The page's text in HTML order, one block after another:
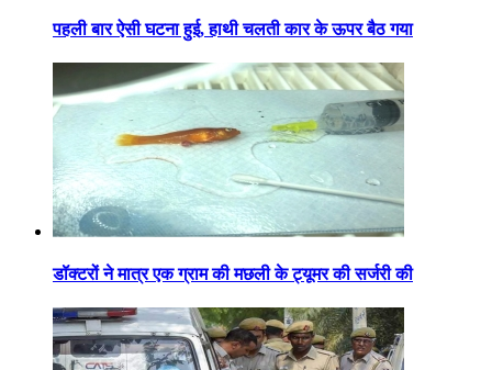
पहली बार ऐसी घटना हुई, हाथी चलती कार के ऊपर बैठ गया
डॉक्टरों ने मात्र एक ग्राम की मछली के ट्यूमर की सर्जरी की